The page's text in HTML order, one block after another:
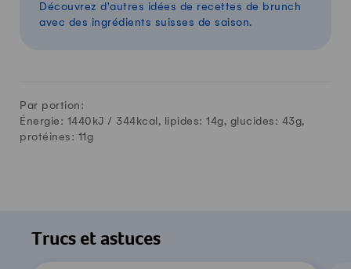
Découvrez d'autres idées de recettes de brunch
avec des ingrédients suisses de saison.
Par portion:
Énergie: 1440kJ / 344 kcal, lipides: 14g, glucides: 43g,
protéines: 11 g
Trucs et astuces